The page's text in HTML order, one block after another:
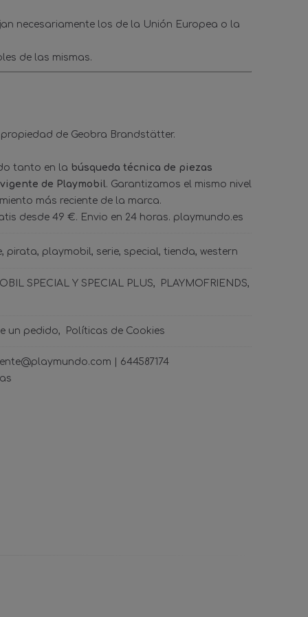
necesariamente los de la Unión Europea o la
de las mismas.
de Geobra Brandstätter.
tanto en la búsqueda técnica de piezas
de Playmobil. Garantizamos el mismo nivel
más reciente de la marca.
desde 49 €. Envio en 24 horas. playmundo.es
pirata playmobil serie special tienda western
SPECIAL Y SPECIAL PLUS
PLAYMOFRIENDS
un pedido Políticas de Cookies
| 644587174